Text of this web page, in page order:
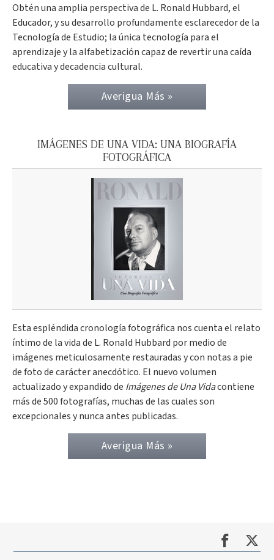
Obtén una amplia perspectiva de L. Ronald Hubbard, el
Educador, y su desarrollo profundamente esclarecedor de la
Tecnología de Estudio; la única tecnología para el
aprendizaje y la alfabetización capaz de revertir una caída
educativa y decadencia cultural.
Averigua Más »
IMÁGENES DE UNA VIDA: UNA BIOGRAFÍA
FOTOGRÁFICA
Esta espléndida cronología fotográfica nos cuenta el relato
íntimo de la vida de L. Ronald Hubbard por medio de
imágenes meticulosamente restauradas y con notas a pie
de foto de carácter anecdótico. El nuevo volumen
actualizado y expandido de Imágenes de Una Vidacontiene
más de 500 fotografías, muchas de las cuales son
excepcionales y nunca antes publicadas.
Averigua Más »